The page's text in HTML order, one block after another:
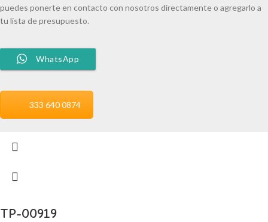
puedes ponerte en contacto con nosotros directamente o agregarlo a
tu lista de presupuesto.
WhatsApp
333 640 0874
TP-00919